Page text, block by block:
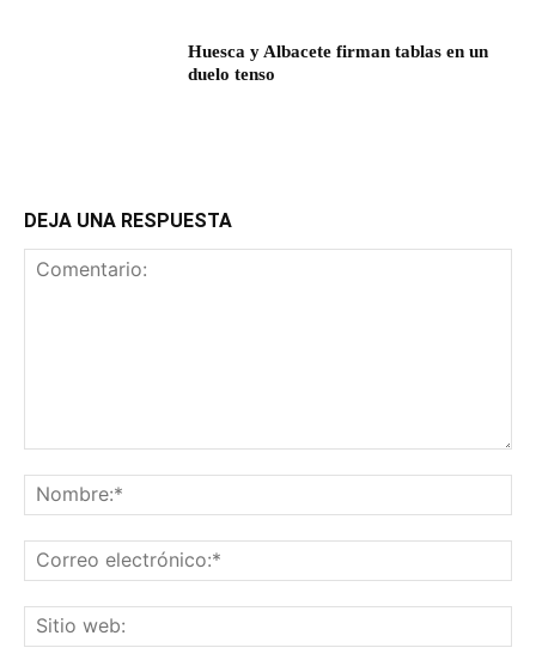
Huesca y Albacete firman tablas en un
duelo tenso
DEJA UNA RESPUESTA